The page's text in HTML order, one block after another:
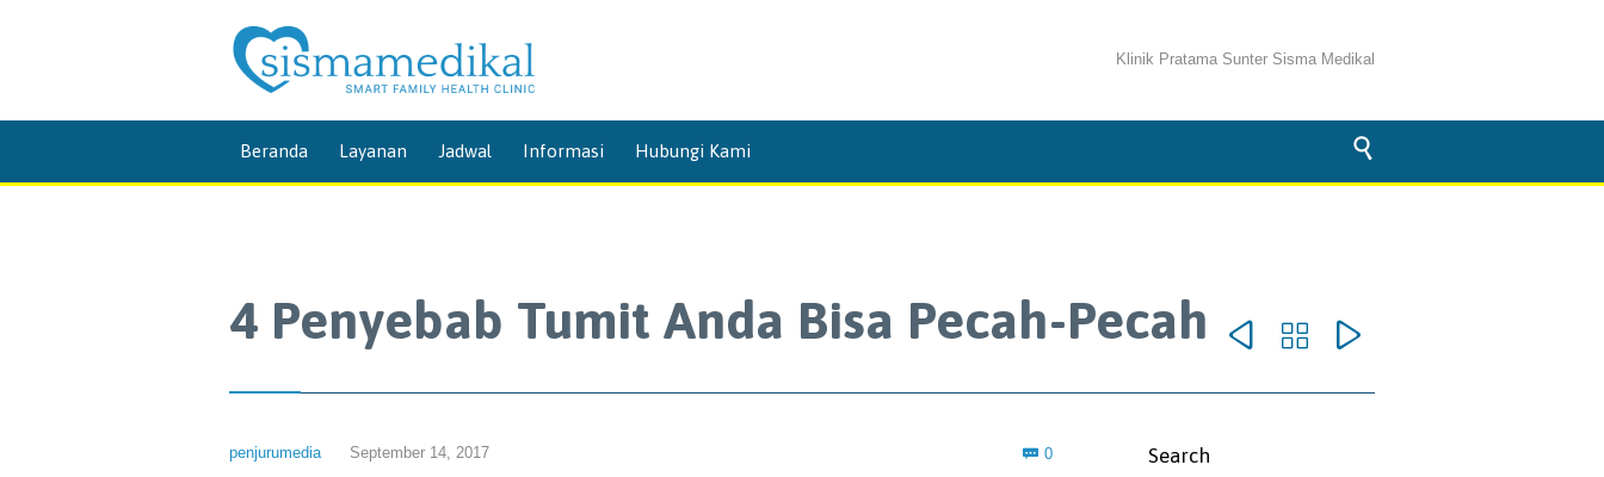
Klinik Pratama Sunter Sisma Medikal
content
Beranda Layanan Jadwal Informasi Hubungi Kami 
4 Penyebab Tumit Anda Bisa Pecah-Pecah   
penjurumedia September 14, 2017  0Comments Search